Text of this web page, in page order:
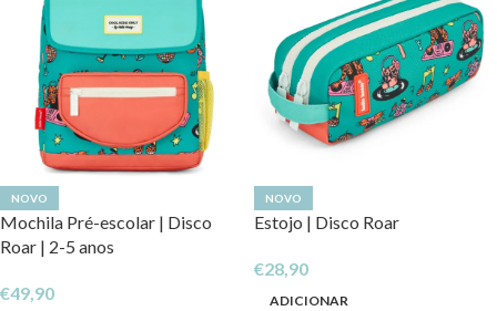
NOVO
Mochila Pré-escolar | Disco
Roar | 2-5 anos
€49,90
NOVO
Estojo | Disco Roar
€28,90
ADICIONAR